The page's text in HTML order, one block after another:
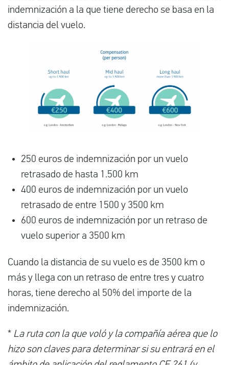
indemnización a la que tiene derecho se basa en la
distancia del vuelo.
250 euros de indemnización por un vuelo
retrasado de hasta 1.500 km
400 euros de indemnización por un vuelo
retrasado de entre 1500 y 3500 km
600 euros de indemnización por un retraso de
vuelo superior a 3500 km
Cuando la distancia de su vuelo es de 3500 km o
más y llega con un retraso de entre tres y cuatro
horas, tiene derecho al 50% del importe de la
indemnización.
* La ruta con la que voló y la compañía aérea que lo
hizo son claves para determinar si su entrará en el